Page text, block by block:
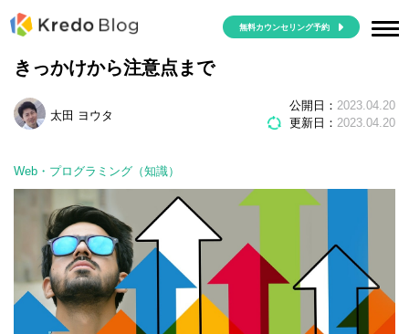
無料カウンセリング予約
Pythonが人気の理由を4つのポイントで解説！
きっかけから注意点まで
太田 ヨウタ
公開日： 2023.04.20
更新日： 2023.04.20
Web・プログラミング（知識）